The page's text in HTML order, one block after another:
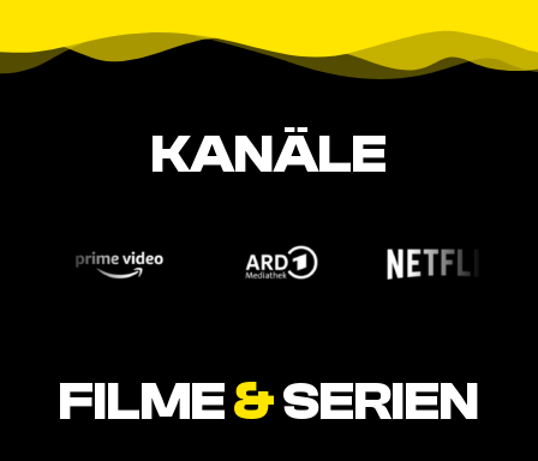
KANÄLE
FILME&SERIEN